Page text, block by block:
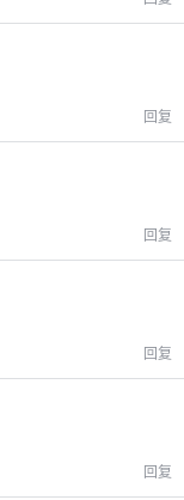
回复
回复
回复
回复